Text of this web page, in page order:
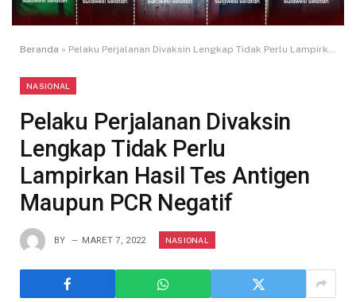
Beranda » Pelaku Perjalanan Divaksin Lengkap Tidak Perlu Lampirkan Hasil Tes Antigen Maupun PCR Negatif
NASIONAL
Pelaku Perjalanan Divaksin
Lengkap Tidak Perlu
Lampirkan Hasil Tes Antigen
Maupun PCR Negatif
BY MARET 7, 2022 NASIONAL